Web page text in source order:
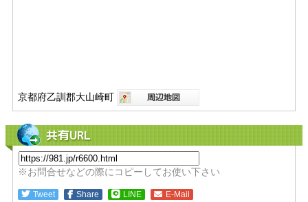
京都府乙訓郡大山崎町
共有URL
※お問合せなどの際にコピーしてお使い下さい
Tweet Share LINE E-Mail